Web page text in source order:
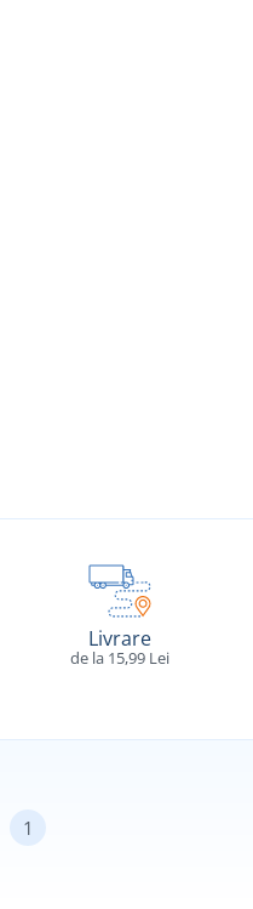
Livrare
de la 15,99 Lei
1